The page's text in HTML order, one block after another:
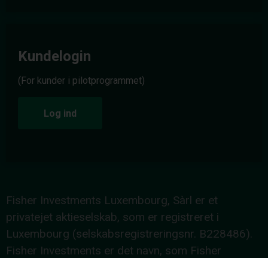
Kundelogin
(For kunder i pilotprogrammet)
Log ind
Fisher Investments Luxembourg, Sàrl er et
privatejet aktieselskab, som er registreret i
Luxembourg (selskabsregistreringsnr. B228486).
Fisher Investments er det navn, som Fisher